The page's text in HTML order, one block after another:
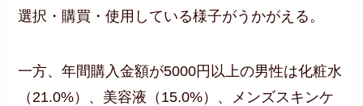
選択・購買・使用している様子がうかがえる。
一方、年間購入金額が5000円以上の男性は化粧水
（21.0%）、美容液（15.0%）、メンズスキンケ